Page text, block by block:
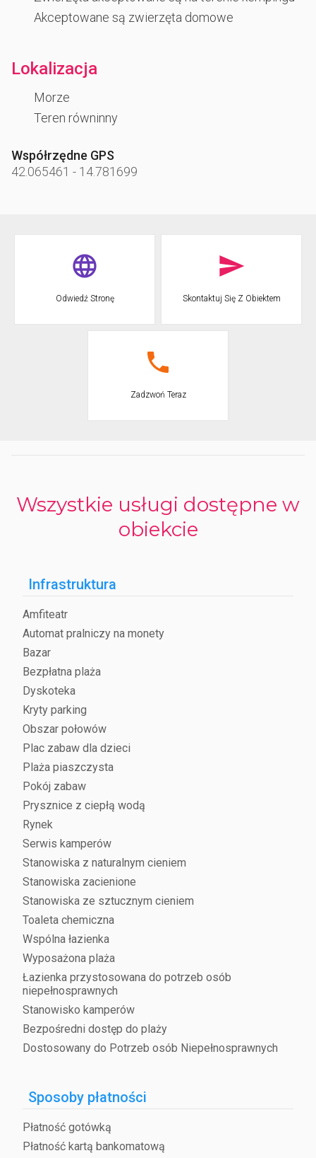
Akceptowane są zwierzęta domowe
Lokalizacja
Morze
Teren równinny
Współrzędne GPS
42.065461 - 14.781699
Odwiedź Stronę Skontaktuj Się Z Obiektem
Zadzwoń Teraz
Wszystkie usługi dostępne w
obiekcie
Infrastruktura
Amfiteatr
Automat pralniczy na monety
Bazar
Bezpłatna plaża
Dyskoteka
Kryty parking
Obszar połowów
Plac zabaw dla dzieci
Plaża piaszczysta
Pokój zabaw
Prysznice z ciepłą wodą
Rynek
Serwis kamperów
Stanowiska z naturalnym cieniem
Stanowiska zacienione
Stanowiska ze sztucznym cieniem
Toaleta chemiczna
Wspólna łazienka
Wyposażona plaża
Łazienka przystosowana do potrzeb osób
niepełnosprawnych
Stanowisko kamperów
Bezpośredni dostęp do plaży
Dostosowany do Potrzeb osób Niepełnosprawnych
Sposoby płatności
Płatność gotówką
Płatność kartą bankomatową